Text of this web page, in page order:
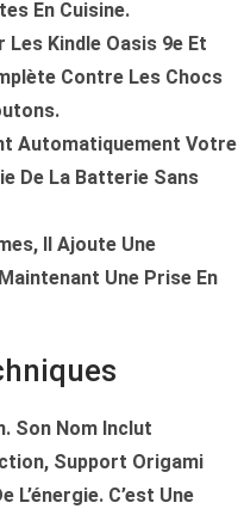
En Cuisine.
Kindle Oasis 9e Et
Contre Les Chocs
Automatiquement Votre
De La Batterie Sans
Il Ajoute Une
Une Prise En
Son Nom Inclut
Support Origami
L’énergie. C’est Une